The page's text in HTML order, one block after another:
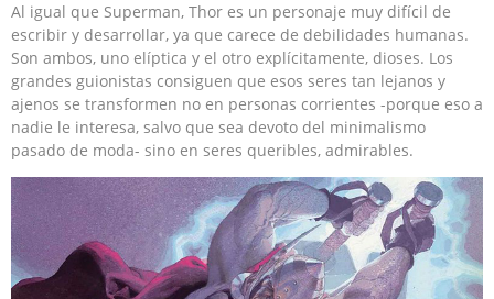
Al igual que Superman, Thor es un personaje muy difícil de
escribir y desarrollar, ya que carece de debilidades humanas.
Son ambos, uno elíptica y el otro explícitamente, dioses. Los
grandes guionistas consiguen que esos seres tan lejanos y
ajenos se transformen no en personas corrientes -porque eso a
nadie le interesa, salvo que sea devoto del minimalismo
pasado de moda- sino en seres queribles, admirables.